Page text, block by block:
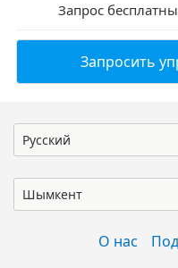
Запрос
Запросить
Русский
Шымкент
О нас